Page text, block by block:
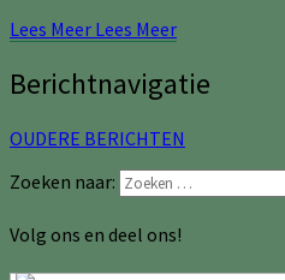
Lees Meer Lees Meer
Berichtnavigatie
OUDERE BERICHTEN
Zoeken naar:
Volg ons en deel ons!